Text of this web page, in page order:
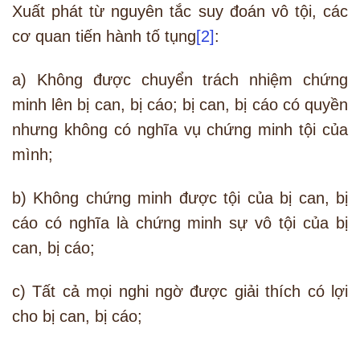
Xuất phát từ nguyên tắc suy đoán vô tội, các
cơ quan tiến hành tố tụng[2]:
a) Không được chuyển trách nhiệm chứng
minh lên bị can, bị cáo; bị can, bị cáo có quyền
nhưng không có nghĩa vụ chứng minh tội của
mình;
b) Không chứng minh được tội của bị can, bị
cáo có nghĩa là chứng minh sự vô tội của bị
can, bị cáo;
c) Tất cả mọi nghi ngờ được giải thích có lợi
cho bị can, bị cáo;